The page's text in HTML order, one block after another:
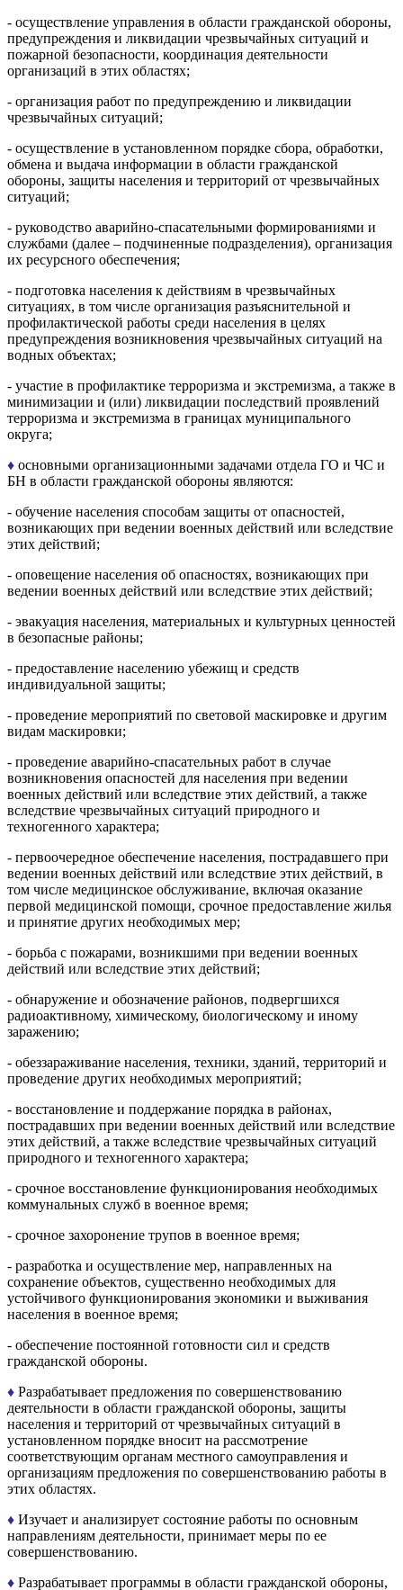
- осуществление управления в области гражданской обороны,
предупреждения и ликвидации чрезвычайных ситуаций и
пожарной безопасности, координация деятельности
организаций в этих областях;
- организация работ по предупреждению и ликвидации
чрезвычайных ситуаций;
- осуществление в установленном порядке сбора, обработки,
обмена и выдача информации в области гражданской
обороны, защиты населения и территорий от чрезвычайных
ситуаций;
- руководство аварийно-спасательными формированиями и
службами (далее – подчиненные подразделения), организация
их ресурсного обеспечения;
- подготовка населения к действиям в чрезвычайных
ситуациях, в том числе организация разъяснительной и
профилактической работы среди населения в целях
предупреждения возникновения чрезвычайных ситуаций на
водных объектах;
- участие в профилактике терроризма и экстремизма, а также в
минимизации и (или) ликвидации последствий проявлений
терроризма и экстремизма в границах муниципального
округа;
♦ основными организационными задачами отдела ГО и ЧС и
БН в области гражданской обороны являются:
- обучение населения способам защиты от опасностей,
возникающих при ведении военных действий или вследствие
этих действий;
- оповещение населения об опасностях, возникающих при
ведении военных действий или вследствие этих действий;
- эвакуация населения, материальных и культурных ценностей
в безопасные районы;
- предоставление населению убежищ и средств
индивидуальной защиты;
- проведение мероприятий по световой маскировке и другим
видам маскировки;
- проведение аварийно-спасательных работ в случае
возникновения опасностей для населения при ведении
военных действий или вследствие этих действий, а также
вследствие чрезвычайных ситуаций природного и
техногенного характера;
- первоочередное обеспечение населения, пострадавшего при
ведении военных действий или вследствие этих действий, в
том числе медицинское обслуживание, включая оказание
первой медицинской помощи, срочное предоставление жилья
и принятие других необходимых мер;
- борьба с пожарами, возникшими при ведении военных
действий или вследствие этих действий;
- обнаружение и обозначение районов, подвергшихся
радиоактивному, химическому, биологическому и иному
заражению;
- обеззараживание населения, техники, зданий, территорий и
проведение других необходимых мероприятий;
- восстановление и поддержание порядка в районах,
пострадавших при ведении военных действий или вследствие
этих действий, а также вследствие чрезвычайных ситуаций
природного и техногенного характера;
- срочное восстановление функционирования необходимых
коммунальных служб в военное время;
- срочное захоронение трупов в военное время;
- разработка и осуществление мер, направленных на
сохранение объектов, существенно необходимых для
устойчивого функционирования экономики и выживания
населения в военное время;
- обеспечение постоянной готовности сил и средств
гражданской обороны.
♦ Разрабатывает предложения по совершенствованию
деятельности в области гражданской обороны, защиты
населения и территорий от чрезвычайных ситуаций в
установленном порядке вносит на рассмотрение
соответствующим органам местного самоуправления и
организациям предложения по совершенствованию работы в
этих областях.
♦ Изучает и анализирует состояние работы по основным
направлениям деятельности, принимает меры по ее
совершенствованию.
♦ Разрабатывает программы в области гражданской обороны,